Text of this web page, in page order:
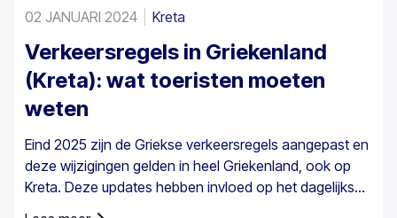
02 JANUARI 2024 Kreta
Verkeersregels in Griekenland
(Kreta): wat toeristen moeten
weten
Eind 2025 zijn de Griekse verkeersregels aangepast en
deze wijzigingen gelden in heel Griekenland, ook op
Kreta. Deze updates hebben invloed op het dagelijkse